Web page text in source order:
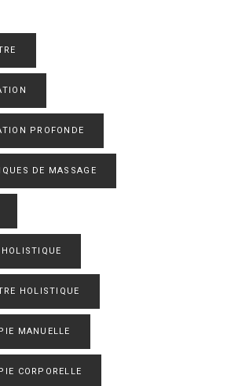
PROFONDE
DE MASSAGE
HOLISTIQUE
MANUELLE
CORPORELLE